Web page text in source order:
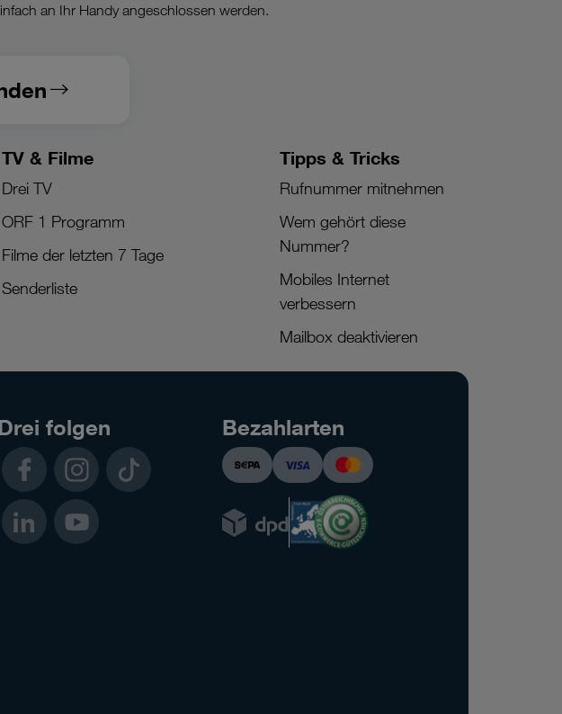
an Ihr Handy angeschlossen werden.
TV & Filme
Drei TV
ORF 1 Programm
Filme der letzten 7 Tage
Senderliste
Tipps & Tricks
Rufnummer mitnehmen
Wem gehört diese
Nummer?
Mobiles Internet
verbessern
Mailbox deaktivieren
folgen
TikTok
Bezahlarten